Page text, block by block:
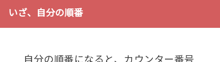
いざ、自分の順番
自分の順番になると、カウンター番号